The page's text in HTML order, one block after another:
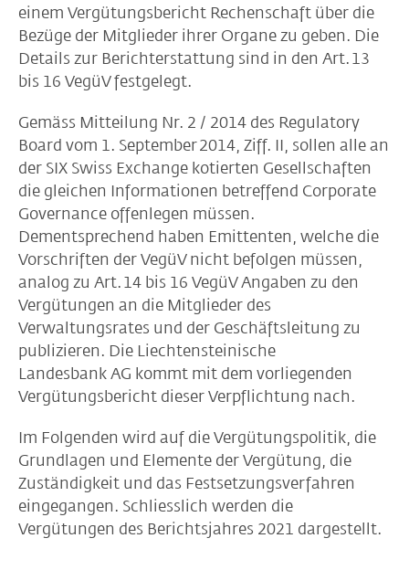
einem Vergütungsbericht Rechenschaft über die
Bezüge der Mitglieder ihrer Organe zu geben. Die
Details zur Berichterstattung sind in den Art. 13
bis 16 VegüV festgelegt.
Gemäss Mitteilung Nr. 2 / 2014 des Regulatory
Board vom 1. September 2014, Ziff. II, sollen alle an
der SIX Swiss Exchange kotierten Gesellschaften
die gleichen Informationen betreffend Corporate
Governance offenlegen müssen.
Dementsprechend haben Emittenten, welche die
Vorschriften der VegüV nicht befolgen müssen,
analog zu Art. 14 bis 16 VegüV Angaben zu den
Vergütungen an die Mitglieder des
Verwaltungsrates und der Geschäftsleitung zu
publizieren. Die Liechtensteinische
Landesbank AG kommt mit dem vorliegenden
Vergütungsbericht dieser Verpflichtung nach.
Im Folgenden wird auf die Vergütungspolitik, die
Grundlagen und Elemente der Vergütung, die
Zuständigkeit und das Festsetzungsverfahren
eingegangen. Schliesslich werden die
Vergütungen des Berichtsjahres 2021 dargestellt.